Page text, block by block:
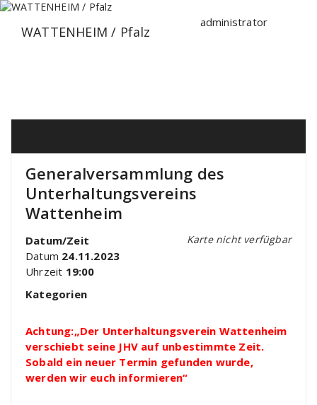
Zum
springenWATTENHEIM / Pfalz
administrator
Generalversammlung des
Unterhaltungsvereins
Wattenheim
Karte nicht verfügbar
Datum/Zeit
Datum 24.11.2023
Uhrzeit 19:00
Kategorien
Achtung:„Der Unterhaltungsverein Wattenheim
verschiebt seine JHV auf unbestimmte Zeit.
Sobald ein neuer Termin gefunden wurde,
werden wir euch informieren“